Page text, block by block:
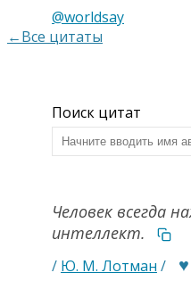
@worldsay
←Все цитаты
Поиск цитат
Человек всегда
интеллект.
/ Ю. М. Лотман / ♥